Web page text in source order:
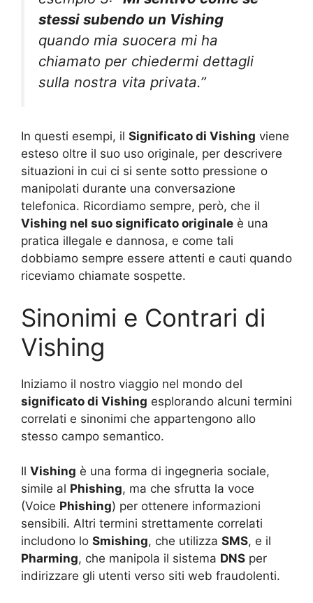
stessi subendo un Vishing
quando mia suocera mi ha
chiamato per chiedermi dettagli
sulla nostra vita privata.”
In questi esempi, il Significato di Vishing viene
esteso oltre il suo uso originale, per descrivere
situazioni in cui ci si sente sotto pressione o
manipolati durante una conversazione
telefonica. Ricordiamo sempre, però, che il
Vishing nel suo significato originale è una
pratica illegale e dannosa, e come tali
dobbiamo sempre essere attenti e cauti quando
riceviamo chiamate sospette.
Sinonimi e Contrari di
Vishing
Iniziamo il nostro viaggio nel mondo del
significato di Vishing esplorando alcuni termini
correlati e sinonimi che appartengono allo
stesso campo semantico.
Il Vishing è una forma di ingegneria sociale,
simile al Phishing, ma che sfrutta la voce
(Voice Phishing) per ottenere informazioni
sensibili. Altri termini strettamente correlati
includono lo Smishing, che utilizza SMS, e il
Pharming, che manipola il sistema DNS per
indirizzare gli utenti verso siti web fraudolenti.